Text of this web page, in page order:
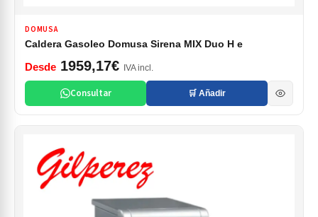
DOMUSA
Caldera Gasoleo Domusa Sirena MIX Duo H e
Desde 1959,17€ IVA incl.
Consultar 🛒 Añadir